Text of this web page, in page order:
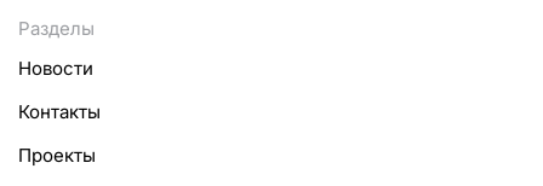
Разделы
Новости
Контакты
Проекты